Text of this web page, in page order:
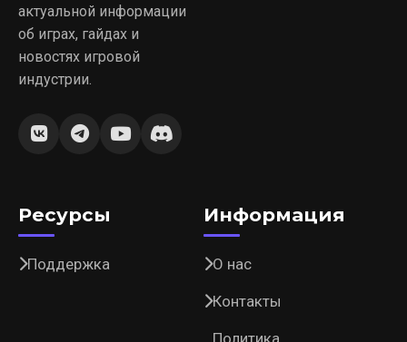
актуальной информации
об играх, гайдах и
новостях игровой
индустрии.
Ресурсы
Поддержка
Информация
О нас
Контакты
Политика